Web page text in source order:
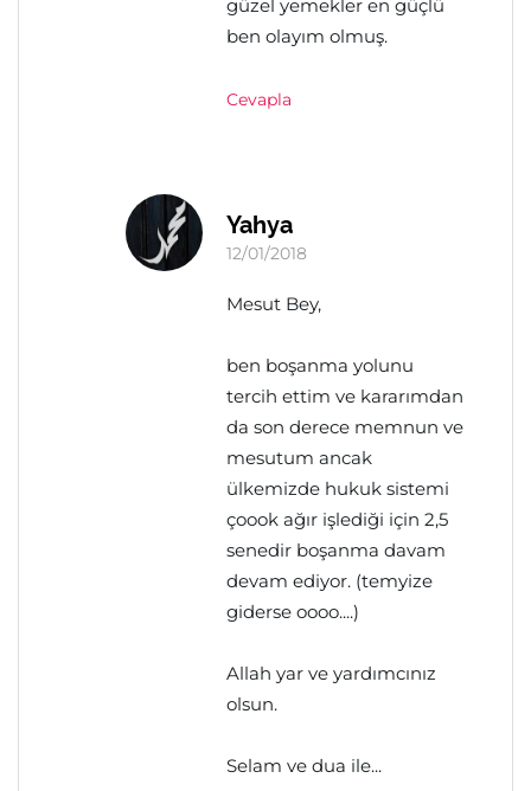
güzel yemekler en güçlü
ben olayım olmuş.
Cevapla
Yahya
12/01/2018
Mesut Bey,
ben boşanma yolunu
tercih ettim ve kararımdan
da son derece memnun ve
mesutum ancak
ülkemizde hukuk sistemi
çoook ağır işlediği için 2,5
senedir boşanma davam
devam ediyor. (temyize
giderse oooo....)
Allah yar ve yardımcınız
olsun.
Selam ve dua ile...